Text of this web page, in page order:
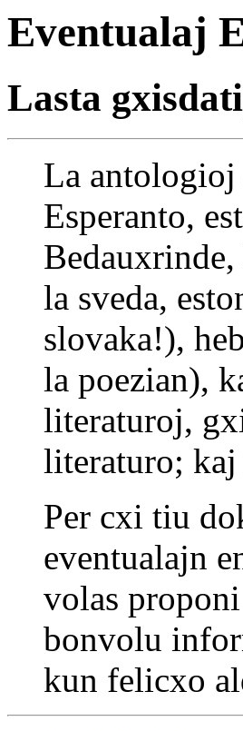
Eventualaj
Lasta
La
Esperanto,
la sveda,
slovaka!),
la poezian),
literaturoj,
literaturo; kaj
Per cxi tiu
eventualajn
volas
bonvolu
kun felicxo